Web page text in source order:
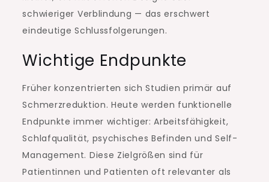
schwieriger Verblindung — das erschwert
eindeutige Schlussfolgerungen.
Wichtige Endpunkte
Früher konzentrierten sich Studien primär auf
Schmerzreduktion. Heute werden funktionelle
Endpunkte immer wichtiger: Arbeitsfähigkeit,
Schlafqualität, psychisches Befinden und Self-
Management. Diese Zielgrößen sind für
Patientinnen und Patienten oft relevanter als